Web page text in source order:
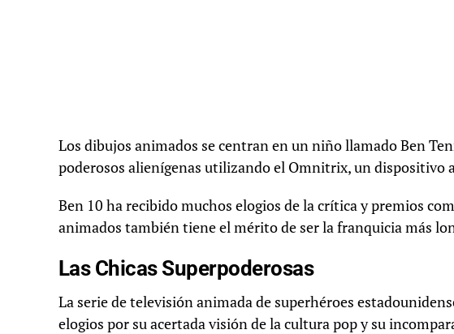
Los dibujos animados se centran en un niño llamado Ben
poderosos alienígenas utilizando el Omnitrix, un dispositivo
Ben 10 ha recibido muchos elogios de la crítica y premios
animados también tiene el mérito de ser la franquicia más
Las Chicas Superpoderosas
La serie de televisión animada de superhéroes
elogios por su acertada visión de la cultura pop y su